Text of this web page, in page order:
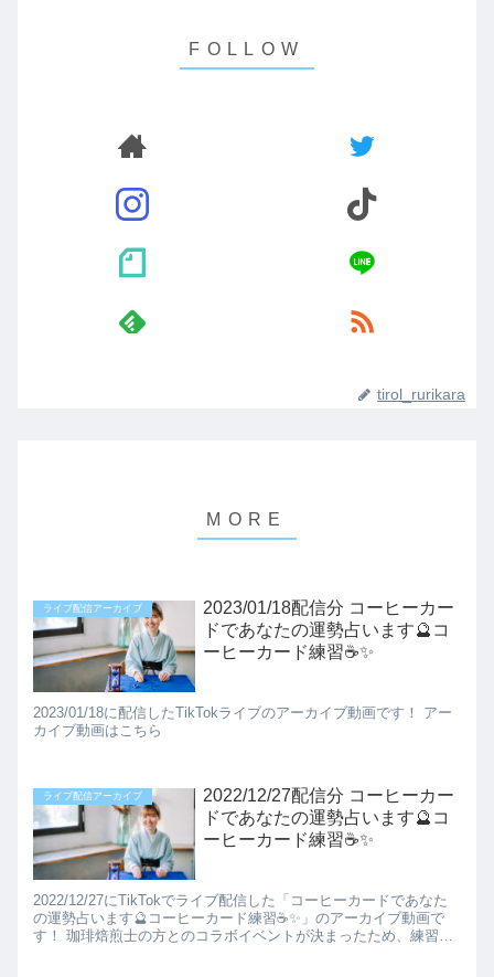
tirol_rurikara
ライブ配信アーカイブ
2023/01/18配信分 コーヒーカー
ドであなたの運勢占います🔮コ
ーヒーカード練習☕✨️
2023/01/18に配信したTikTokライブのアーカイブ動画です！ アー
カイブ動画はこちら
ライブ配信アーカイブ
2022/12/27配信分 コーヒーカー
ドであなたの運勢占います🔮コ
ーヒーカード練習☕✨️
2022/12/27にTikTokでライブ配信した「コーヒーカードであなた
の運勢占います🔮コーヒーカード練習☕✨️」のアーカイブ動画で
す！ 珈琲焙煎士の方とのコラボイベントが決まったため、練習と